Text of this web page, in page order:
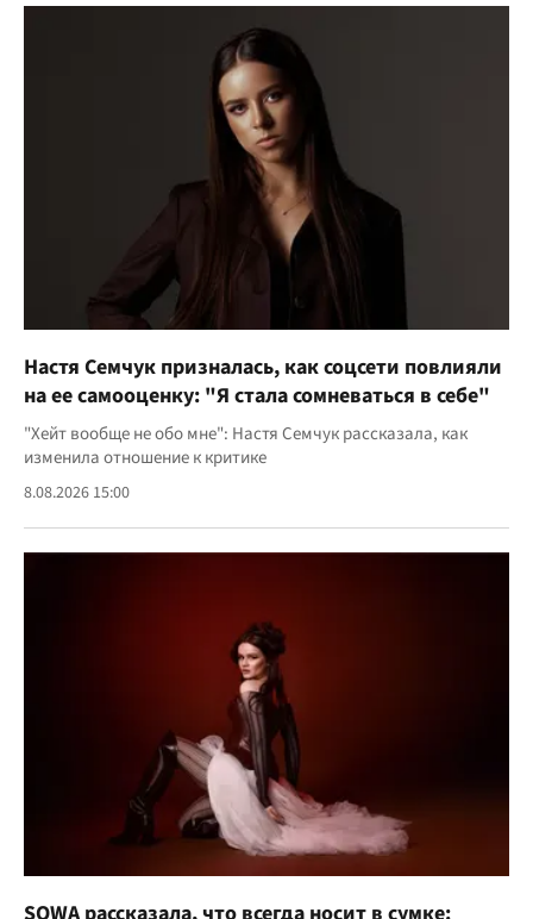
Настя Семчук призналась, как соцсети повлияли
на ее самооценку: "Я стала сомневаться в себе"
"Хейт вообще не обо мне": Настя Семчук рассказала, как
изменила отношение к критике
8.08.2026 15:00